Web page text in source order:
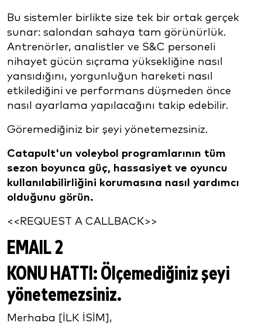
Bu sistemler birlikte size tek bir ortak gerçek
sunar: salondan sahaya tam görünürlük.
Antrenörler, analistler ve S&C personeli
nihayet gücün sıçrama yüksekliğine nasıl
yansıdığını, yorgunluğun hareketi nasıl
etkilediğini ve performans düşmeden önce
nasıl ayarlama yapılacağını takip edebilir.
Göremediğiniz bir şeyi yönetemezsiniz.
Catapult'un voleybol programlarının tüm
sezon boyunca güç, hassasiyet ve oyuncu
kullanılabilirliğini korumasına nasıl yardımcı
olduğunu görün.
<<REQUEST A CALLBACK>>
EMAIL 2
KONU HATTI: Ölçemediğiniz şeyi
yönetemezsiniz.
Merhaba [İLK İSİM],